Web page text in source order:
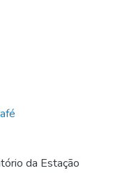
da Estação